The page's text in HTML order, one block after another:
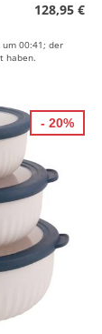
128,95 €
00:41; der
haben.
- 20%